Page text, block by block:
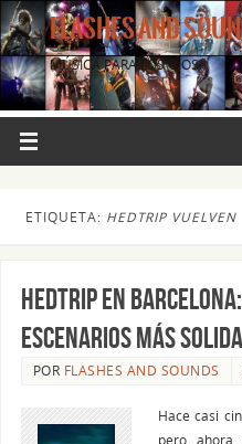
FLASHES AND
MÚSICA PARA LOS OJOS.
ETIQUETA: HEDTRIP VUELVEN
HEDTRIP en
escenarios más
POR FLASHES AND SOUNDS
Hace casi
pero